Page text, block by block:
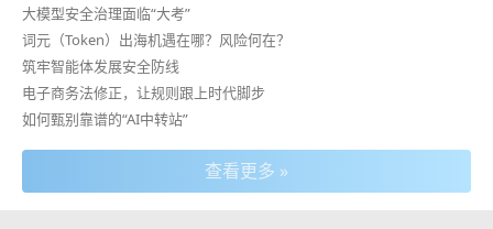
大模型安全治理面临“大考”
词元（Token）出海机遇在哪？风险何在？
筑牢智能体发展安全防线
电子商务法修正，让规则跟上时代脚步
如何甄别靠谱的“AI中转站”
查看更多 »